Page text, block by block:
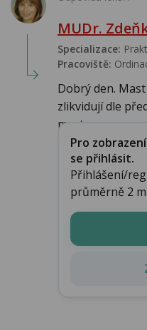
MUDr.
Specializace:
Pracoviště:
Dobrý den.
zlikvidují dle
mast...
Pro
se přihlásit.
Přihlášení/
průměrně 2